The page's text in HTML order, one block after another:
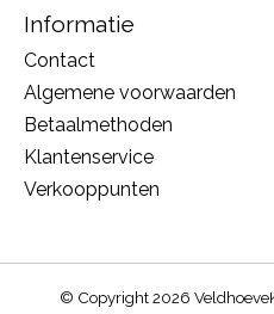
Informatie
Contact
Algemene voorwaarden
Betaalmethoden
Klantenservice
Verkooppunten
© Copyright 2026